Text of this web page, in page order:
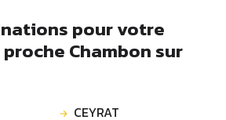
pour votre
Chambon sur
CEYRAT